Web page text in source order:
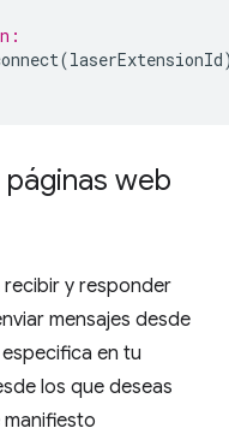
(laserExtensionId
web
recibir y responder
mensajes desde
en tu
los que deseas
manifiesto